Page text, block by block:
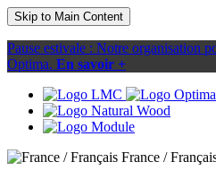
Skip to Main Content
Pause estivale : Notre organisation
Optima. En savoir +
France /